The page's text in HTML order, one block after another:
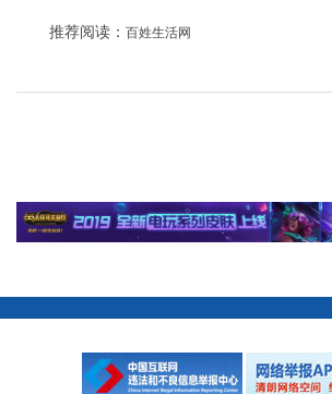
推荐阅读： 百姓生活网